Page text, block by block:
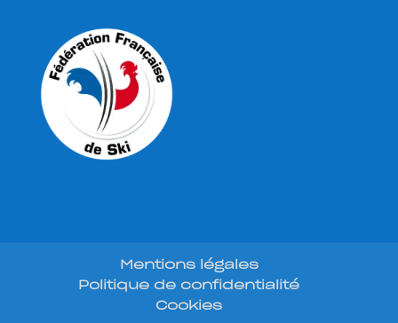
Mentions légales
Politique de confidentialité
Cookies